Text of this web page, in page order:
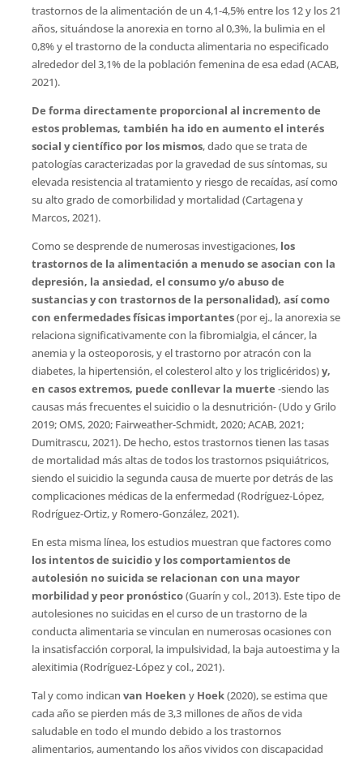
trastornos de la alimentación de un 4,1-4,5% entre los 12 y los 21
años, situándose la anorexia en torno al 0,3%, la bulimia en el
0,8% y el trastorno de la conducta alimentaria no especificado
alrededor del 3,1% de la población femenina de esa edad (ACAB,
2021).
De forma directamente proporcional al incremento de
estos problemas, también ha ido en aumento el interés
social y científico por los mismos, dado que se trata de
patologías caracterizadas por la gravedad de sus síntomas, su
elevada resistencia al tratamiento y riesgo de recaídas, así como
su alto grado de comorbilidad y mortalidad (Cartagena y
Marcos, 2021).
Como se desprende de numerosas investigaciones, los
trastornos de la alimentación a menudo se asocian con la
depresión, la ansiedad, el consumo y/o abuso de
sustancias y con trastornos de la personalidad), así como
con enfermedades físicas importantes(por ej., la anorexia se
relaciona significativamente con la fibromialgia, el cáncer, la
anemia y la osteoporosis, y el trastorno por atracón con la
diabetes, la hipertensión, el colesterol alto y los triglicéridos)y,
en casos extremos, puede conllevar la muerte -siendo las
causas más frecuentes el suicidio o la desnutrición- (Udo y Grilo
2019; OMS, 2020; Fairweather-Schmidt, 2020; ACAB, 2021;
Dumitrascu, 2021). De hecho, estos trastornos tienen las tasas
de mortalidad más altas de todos los trastornos psiquiátricos,
siendo el suicidio la segunda causa de muerte por detrás de las
complicaciones médicas de la enfermedad (Rodríguez-López,
Rodríguez-Ortiz, y Romero-González, 2021).
En esta misma línea, los estudios muestran que factores como
los intentos de suicidio y los comportamientos de
autolesión no suicida se relacionan con una mayor
morbilidad y peor pronóstico(Guarín y col., 2013). Este tipo de
autolesiones no suicidas en el curso de un trastorno de la
conducta alimentaria se vinculan en numerosas ocasiones con
la insatisfacción corporal, la impulsividad, la baja autoestima y la
alexitimia (Rodríguez-López y col., 2021).
Tal y como indican van Hoeken yHoek(2020), se estima que
cada año se pierden más de 3,3 millones de años de vida
saludable en todo el mundo debido a los trastornos
alimentarios, aumentando los años vividos con discapacidad